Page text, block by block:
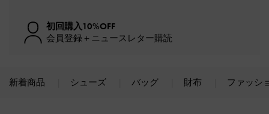
初回購入10%OFF
会員登録＋ニュースレター購読
新着商品 シューズ バッグ 財布 ファッシ